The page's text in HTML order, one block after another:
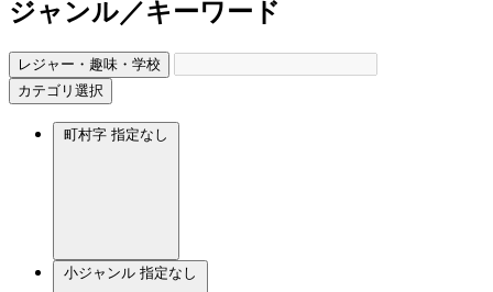
ジャンル／キーワード
レジャー・趣味・学校
カテゴリ選択
町村字 指定なし
小ジャンル 指定なし